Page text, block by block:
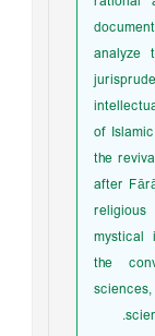
analyze
of
the
after
the